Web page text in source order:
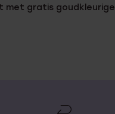
met gratis goudkleurige